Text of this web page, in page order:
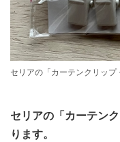
セリアの「カーテンクリップ
セリアの「カーテン
ります。